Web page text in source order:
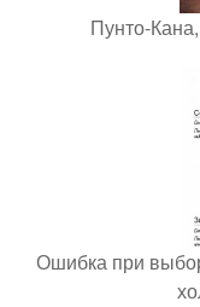
Пунто-
Ошибка при